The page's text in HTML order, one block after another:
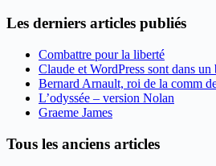
Les derniers articles publiés
Combattre pour la liberté
Claude et WordPress sont dans
Bernard Arnault, roi de la comm
L’odyssée – version Nolan
Graeme James
Tous les anciens articles